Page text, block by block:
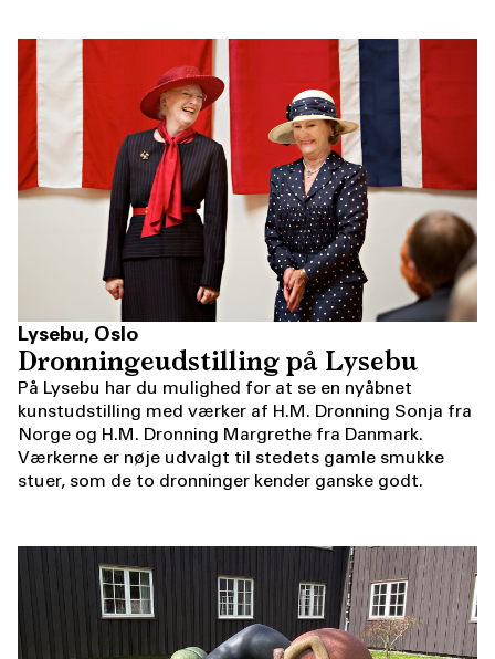
Lysebu, Oslo
Dronningeudstilling på Lysebu
På Lysebu har du mulighed for at se en nyåbnet
kunstudstilling med værker af H.M. Dronning Sonja fra
Norge og H.M. Dronning Margrethe fra Danmark.
Værkerne er nøje udvalgt til stedets gamle smukke
stuer, som de to dronninger kender ganske godt.